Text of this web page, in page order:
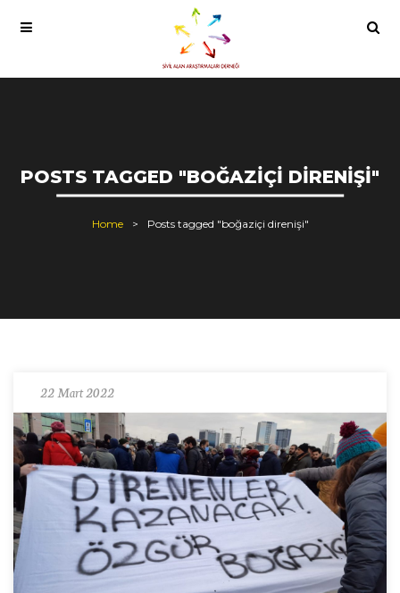
POSTS TAGGED "BOĞAZIÇI DIRENIŞI"
Home Posts tagged "boğaziçi direnişi"
22 Mart 2022